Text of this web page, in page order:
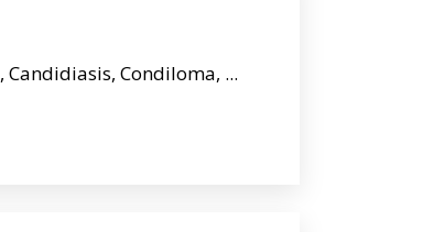
Condiloma, ...